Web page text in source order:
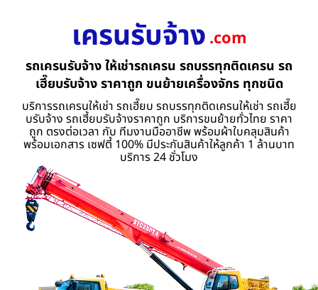
เครนรับจ้าง .com
รถเครนรับจ้าง ให้เช่ารถเครน รถบรรทุกติดเครน รถ
เฮี๊ยบรับจ้าง ราคาถูก ขนย้ายเครื่องจักร ทุกชนิด
บริการรถเครนให้เช่า รถเฮี๊ยบ รถบรรทุกติดเครนให้เช่า รถเฮี๊ย
บรับจ้าง รถเฮี้ยบรับจ้างราคาถูก บริการขนย้ายทั่วไทย ราคา
ถูก ตรงต่อเวลา กับ ทีมงานมืออาชีพ พร้อมผ้าใบคลุมสินค้า
พร้อมเอกสาร เซฟตี้ 100% มีประกันสินค้าให้ลูกค้า 1 ล้านบาท
บริการ 24 ชั่วโมง